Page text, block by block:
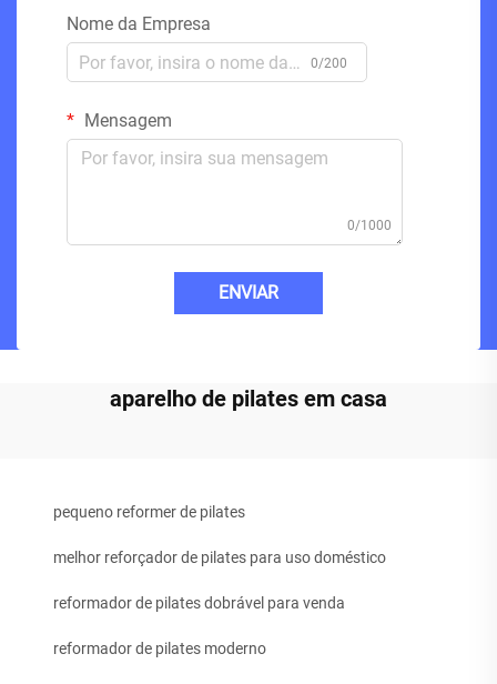
Nome da Empresa
0/200
Mensagem
0/1000
ENVIAR
aparelho de pilates em casa
pequeno reformer de pilates
melhor reforçador de pilates para uso doméstico
reformador de pilates dobrável para venda
reformador de pilates moderno